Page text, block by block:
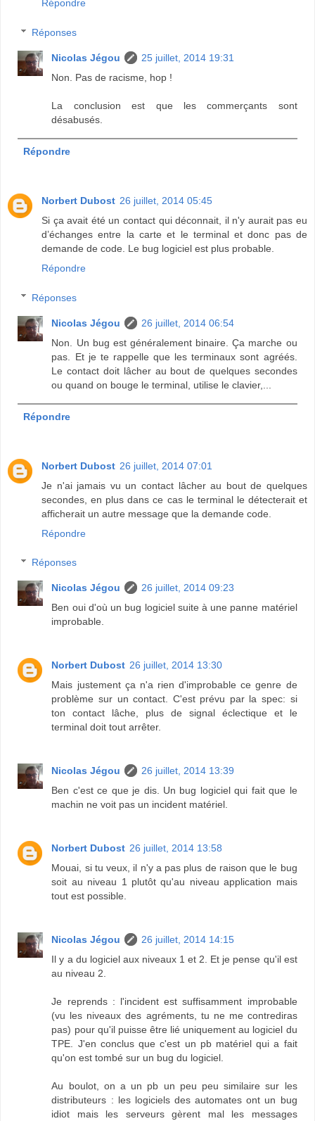
Répondre
Réponses
Nicolas Jégou
25 juillet, 2014 19:31
Non. Pas de racisme, hop !
La conclusion est que les commerçants sont
désabusés.
Répondre
Norbert Dubost 26 juillet, 2014 05:45
Si ça avait été un contact qui déconnait, il n'y aurait pas eu
d’échanges entre la carte et le terminal et donc pas de
demande de code. Le bug logiciel est plus probable.
Répondre
Réponses
Nicolas Jégou
26 juillet, 2014 06:54
Non. Un bug est généralement binaire. Ça marche ou
pas. Et je te rappelle que les terminaux sont agréés.
Le contact doit lâcher au bout de quelques secondes
ou quand on bouge le terminal, utilise le clavier,...
Répondre
Norbert Dubost 26 juillet, 2014 07:01
Je n'ai jamais vu un contact lâcher au bout de quelques
secondes, en plus dans ce cas le terminal le détecterait et
afficherait un autre message que la demande code.
Répondre
Réponses
Nicolas Jégou
26 juillet, 2014 09:23
Ben oui d'où un bug logiciel suite à une panne matériel
improbable.
Norbert Dubost 26 juillet, 2014 13:30
Mais justement ça n'a rien d'improbable ce genre de
problème sur un contact. C'est prévu par la spec: si
ton contact lâche, plus de signal éclectique et le
terminal doit tout arrêter.
Nicolas Jégou
26 juillet, 2014 13:39
Ben c'est ce que je dis. Un bug logiciel qui fait que le
machin ne voit pas un incident matériel.
Norbert Dubost 26 juillet, 2014 13:58
Mouai, si tu veux, il n'y a pas plus de raison que le bug
soit au niveau 1 plutôt qu'au niveau application mais
tout est possible.
Nicolas Jégou
26 juillet, 2014 14:15
Il y a du logiciel aux niveaux 1 et 2. Et je pense qu'il est
au niveau 2.
Je reprends : l'incident est suffisamment improbable
(vu les niveaux des agréments, tu ne me contrediras
pas) pour qu'il puisse être lié uniquement au logiciel du
TPE. J'en conclus que c'est un pb matériel qui a fait
qu'on est tombé sur un bug du logiciel.
Au boulot, on a un pb un peu peu similaire sur les
distributeurs : les logiciels des automates ont un bug
idiot mais les serveurs gèrent mal les messages